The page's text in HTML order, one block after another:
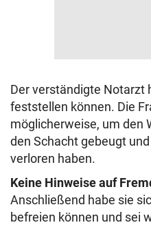
Der verständigte Notarzt
feststellen können. Die
möglicherweise, um den
den Schacht gebeugt
verloren haben.
Keine Hinweise auf
Anschließend habe sie
befreien können und sei